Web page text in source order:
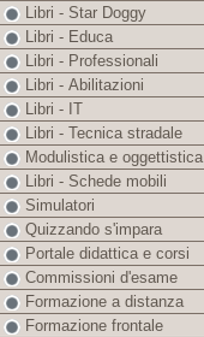
Libri - Star Doggy
Libri - Educa
Libri - Professionali
Libri - Abilitazioni
Libri - IT
Libri - Tecnica stradale
Modulistica e oggettistica
Libri - Schede mobili
Simulatori
Quizzando s'impara
Portale didattica e corsi
Commissioni d'esame
Formazione a distanza
Formazione frontale